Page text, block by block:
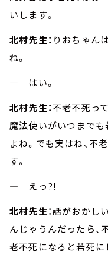
いします。
北村先生： りおちゃん
ね。
― はい。
北村先生：不老不死っ
魔法使いがいつまで
よね。でも実はね、不
す。
― えっ?!
北村先生：話がおかし
んじゃうんだったら、
老不死になると若死に